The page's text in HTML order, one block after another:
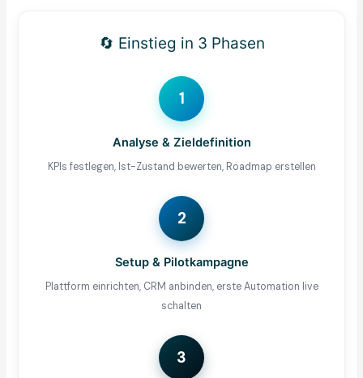
🔄 Einstieg in 3 Phasen
1
Analyse & Zieldefinition
KPIs festlegen, Ist-Zustand bewerten, Roadmap erstellen
2
Setup & Pilotkampagne
Plattform einrichten, CRM anbinden, erste Automation live
schalten
3